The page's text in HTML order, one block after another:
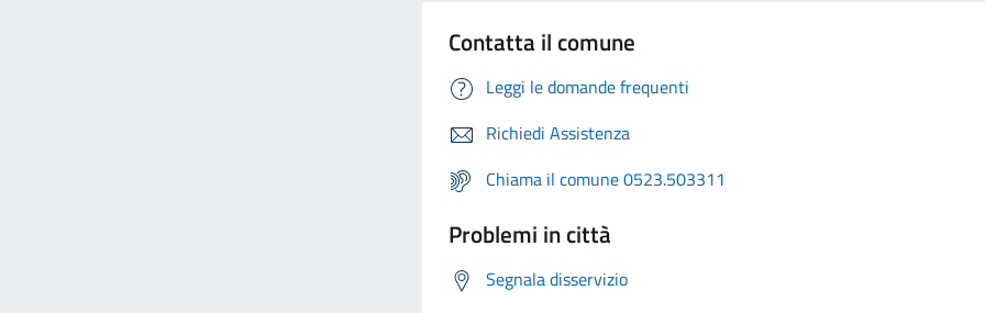
Contatta il comune
Leggi le domande frequenti
Richiedi Assistenza
Chiama il comune 0523.503311
Problemi in città
Segnala disservizio